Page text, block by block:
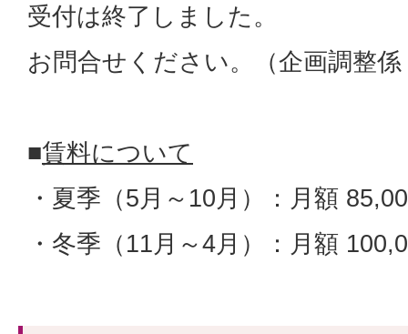
受付は終了しました。
お問合せください。（企画調整係
■賃料について
・夏季（5月～10月）：月額
・冬季（11月～4月）：月額